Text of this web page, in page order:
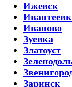
Ижевск
Иваново
Зуевка
Златоуст
Заринск